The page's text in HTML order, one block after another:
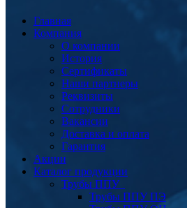
Главная
Компания
О компании
История
Сертификаты
Наши партнеры
Реквизиты
Сотрудники
Вакансии
Доставка и оплата
Гарантия
Акции
Каталог продукции
Трубы ППУ
Трубы ППУ ПЭ